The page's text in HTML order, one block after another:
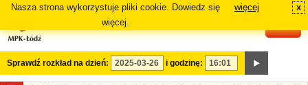
Nasza strona wykorzystuje pliki cookie. Dowiedz się
więcej.
więcej x
Sprawdź rozkład na dzień: i godzinę: